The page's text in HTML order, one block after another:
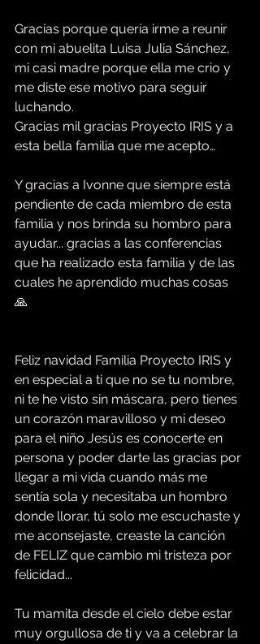
Gracias porque quería irme a reunir
con mi abuelita Luisa Julia Sánchez,
mi casi madre porque ella me crio y
me diste ese motivo para seguir
luchando.
Gracias mil gracias Proyecto IRIS y a
esta bella familia que me acepto…
Y gracias a Ivonne que siempre está
pendiente de cada miembro de esta
familia y nos brinda su hombro para
ayudar... gracias a las conferencias
que ha realizado esta familia y de las
cuales he aprendido muchas cosas
🙏
Feliz navidad Familia Proyecto IRIS y
en especial a ti que no se tu nombre,
ni te he visto sin máscara, pero tienes
un corazón maravilloso y mi deseo
para el niño Jesús es conocerte en
persona y poder darte las gracias por
llegar a mi vida cuando más me
sentía sola y necesitaba un hombro
donde llorar, tú solo me escuchaste y
me aconsejaste, creaste la canción
de FELIZ que cambio mi tristeza por
felicidad...
Tu mamita desde el cielo debe estar
muy orgullosa de ti y va a celebrar la